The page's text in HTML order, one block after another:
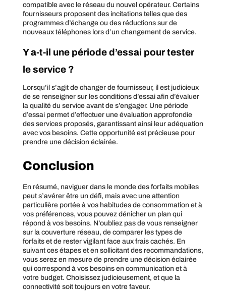
compatible avec le réseau du nouvel opérateur. Certains
fournisseurs proposent des incitations telles que des
programmes d’échange ou des réductions sur de
nouveaux téléphones lors d’un changement de service.
Y a-t-il une période d’essai pour tester
le service ?
Lorsqu’il s’agit de changer de fournisseur, il est judicieux
de se renseigner sur les conditions d’essai afin d’évaluer
la qualité du service avant de s’engager. Une période
d’essai permet d’effectuer une évaluation approfondie
des services proposés, garantissant ainsi leur adéquation
avec vos besoins. Cette opportunité est précieuse pour
prendre une décision éclairée.
Conclusion
En résumé, naviguer dans le monde des forfaits mobiles
peut s’avérer être un défi, mais avec une attention
particulière portée à vos habitudes de consommation et à
vos préférences, vous pouvez dénicher un plan qui
répond à vos besoins. N’oubliez pas de vous renseigner
sur la couverture réseau, de comparer les types de
forfaits et de rester vigilant face aux frais cachés. En
suivant ces étapes et en sollicitant des recommandations,
vous serez en mesure de prendre une décision éclairée
qui correspond à vos besoins en communication et à
votre budget. Choisissez judicieusement, et que la
connectivité soit toujours en votre faveur.